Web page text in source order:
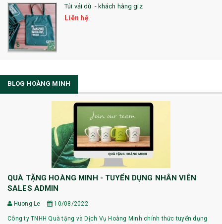
Túi vải dù - khách hàng giz
Liên hệ
BLOG HOÀNG MINH
QUÀ TẶNG HOÀNG MINH - TUYỂN DỤNG NHÂN VIÊN
SALES ADMIN
Huong Le 10/08/2022
Công ty TNHH Quà tặng và Dịch Vụ Hoàng Minh chính thức tuyển dụng